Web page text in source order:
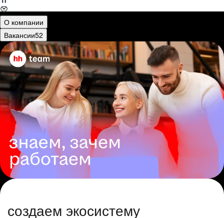
О компании
Вакансии52
создаем экосистему